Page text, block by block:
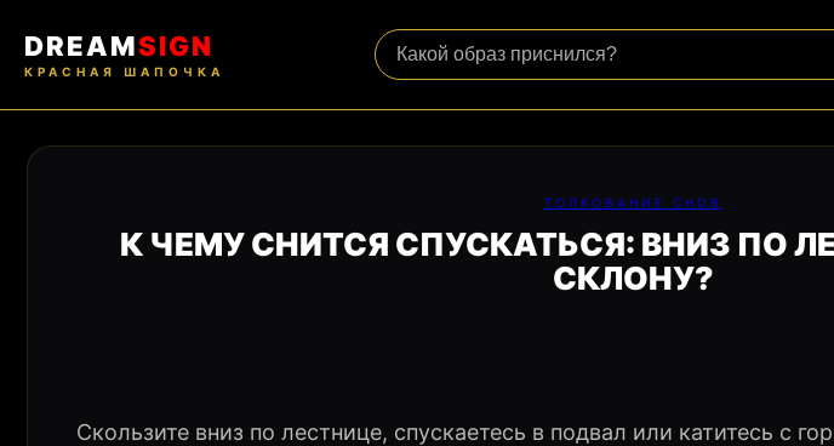
DREAMSIGN
КРАСНАЯ ШАПОЧКА
ТОЛКОВАНИЕ СНОВ
К ЧЕМУ СНИТСЯ СПУСКАТЬСЯ: ВНИЗ ПО
СКЛОНУ?
Скользите вниз по лестнице, спускаетесь в подвал или катитесь с